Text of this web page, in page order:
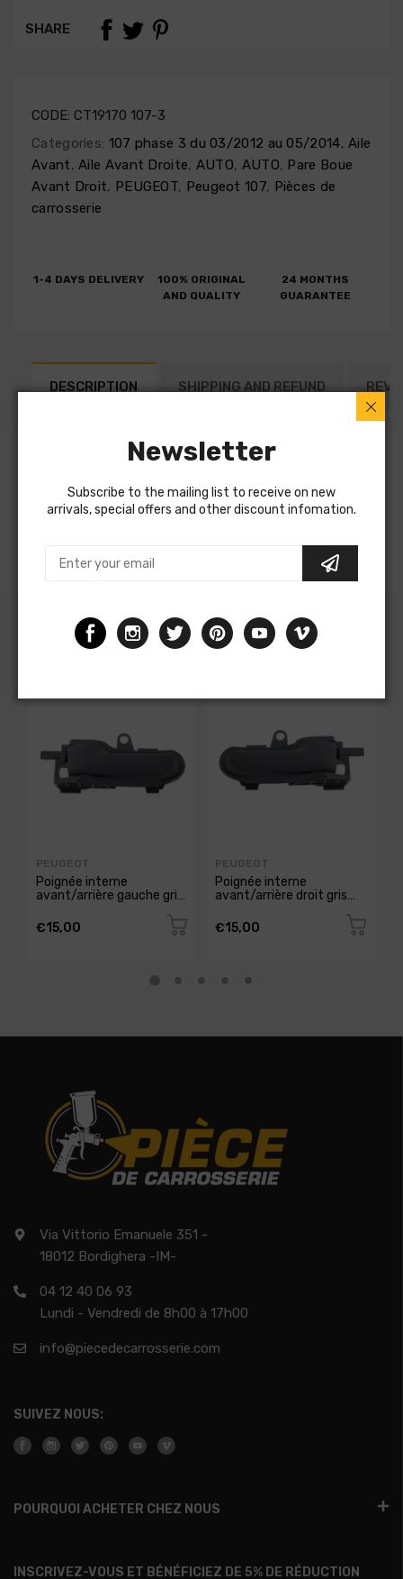
SHARE
CODE: CT19170 107-3
Categories: 107 phase 3 du 03/2012 au 05/2014, Aile
Avant, Aile Avant Droite, AUTO, AUTO, Pare Boue
Avant Droit, PEUGEOT, Peugeot 107, Pièces de
carrosserie
1-4 DAYS DELIVERY
100% ORIGINAL
AND QUALITY
24 MONTHS
GUARANTEE
DESCRIPTION SHIPPING AND REFUND
Pare boue avant droit pour CITROEN C1 de 2005
OEM 7136W4
Customers albo bought
PEUGEOT
Poignée interne
avant/arrière gauche gris
à 2008,
€15,00
PEUGEOT
Poignée interne
avant/arrière droit gris
à 2008,
€15,00
Via Vittorio Emanuele 351 -
18012 Bordighera -IM-
04 12 40 06 93
Lundi - Vendredi de 8h00 à 17h00
info@piecedecarrosserie.com
SUIVEZ NOUS:
POURQUOI ACHETER CHEZ NOUS
INSCRIVEZ-VOUS ET BÉNÉFICIEZ DE 5% DE RÉDUCTION
Newsletter
Subscribe to the mailing list to receive on new
arrivals, special offers and other discount infomation.